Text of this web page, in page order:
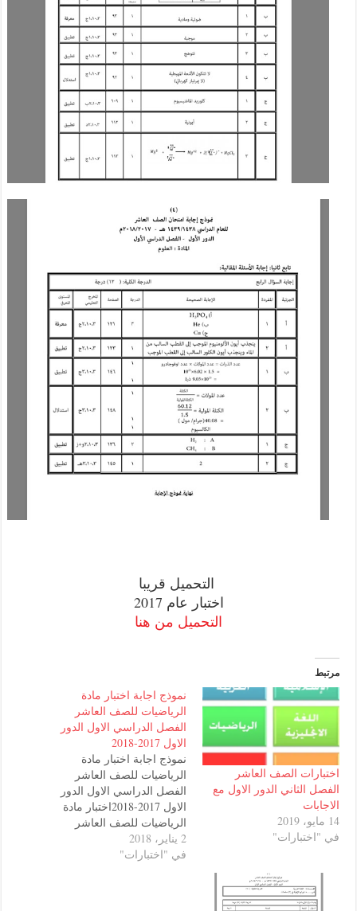
التحميل قريبا
اختبار عام 2017
التحميل من هنا
الصف العاشر
الدور الاول مع
نموذج اجابة اختبار مادة
الرياضيات للصف العاشر
الفصل الدراسي الاول الدور
الاول 2017-2018
نموذج اجابة اختبار مادة
الرياضيات للصف العاشر
الفصل الدراسي الاول الدور
الاول 2017-2018اختبار مادة
الرياضيات للصف العاشر
الفصل الدراسي الاول الدور
الاولنموذج اجابة اختبار مادة
الرياضيات للصف العاشر من
نهاية الفصل الدراسي الاول
الدور الاول للعام الدراسي
في "اختبارات"